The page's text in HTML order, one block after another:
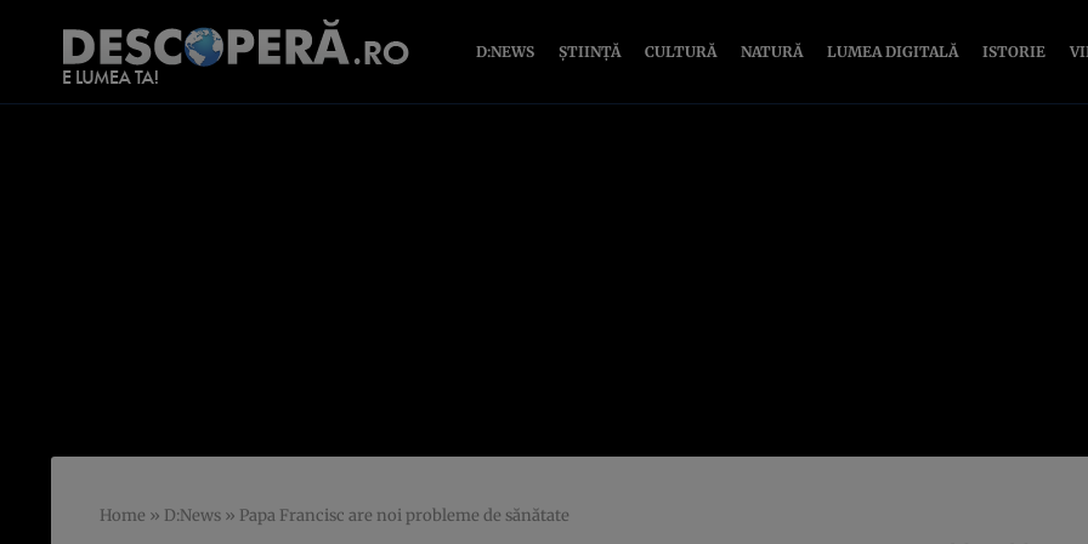
D:NEWS ȘTIINȚĂ CULTURĂ NATURĂ LUMEA DIGITALĂ ISTORIE
Home » D:News » Papa Francisc are noi probleme de sănătate